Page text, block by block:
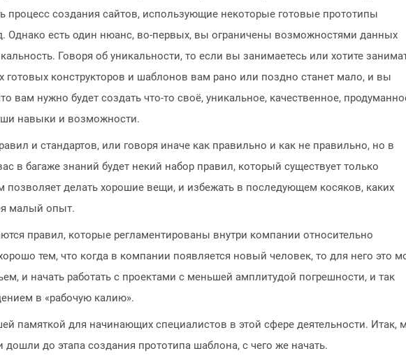
процесс создания сайтов, использующие некоторые готовые прототипы
Однако есть один нюанс, во-первых, вы ограничены возможностями данных
Говоря об уникальности, то если вы занимаетесь или хотите
готовых конструкторов и шаблонов вам рано или поздно станет мало, и вы
вам нужно будет создать что-то своё, уникальное, качественное,
навыки и возможности.
и стандартов, или говоря иначе как правильно и как не правильно, но в
в багаже знаний будет некий набор правил, который существует только
делать хорошие вещи, и избежать в последующем косяков, каких
малый опыт.
правил, которые регламентированы внутри компании относительно
тем, что когда в компании появляется новый человек, то для него это
и начать работать с проектами с меньшей амплитудой погрешности, и так
в «рабочую калию».
памяткой для начинающих специалистов в этой сфере деятельности. Итак,
дошли до этапа создания прототипа шаблона, с чего же начать.